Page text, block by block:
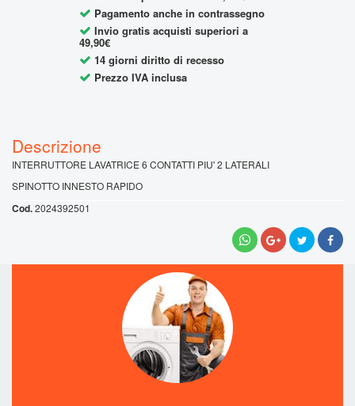
Pagamento anche in contrassegno
Invio gratis acquisti superiori a
49,90€
14 giorni diritto di recesso
Prezzo IVA inclusa
INTERRUTTORE LAVATRICE 6 CONTATTI PIU' 2 LATERALI
SPINOTTO INNESTO RAPIDO
2024392501